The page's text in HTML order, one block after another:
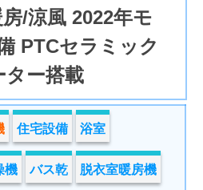
/涼風 2022年モ
PTCセラミック
ター搭載
住宅設備 浴室
機 バス乾 脱衣室暖房機